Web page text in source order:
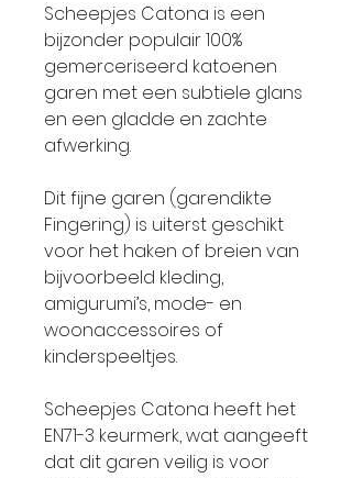
Scheepjes Catona is een
bijzonder populair 100%
gemerceriseerd katoenen
garen met een subtiele glans
en een gladde en zachte
afwerking.
Dit fijne garen (garendikte
Fingering) is uiterst geschikt
voor het haken of breien van
bijvoorbeeld kleding,
amigurumi’s, mode- en
woonaccessoires of
kinderspeeltjes.
Scheepjes Catona heeft het
EN71-3 keurmerk, wat aangeeft
dat dit garen veilig is voor